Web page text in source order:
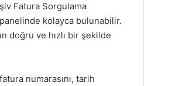
Fatura Sorgulama
kolayca bulunabilir.
doğru ve hızlı bir şekilde
numarasını, tarih